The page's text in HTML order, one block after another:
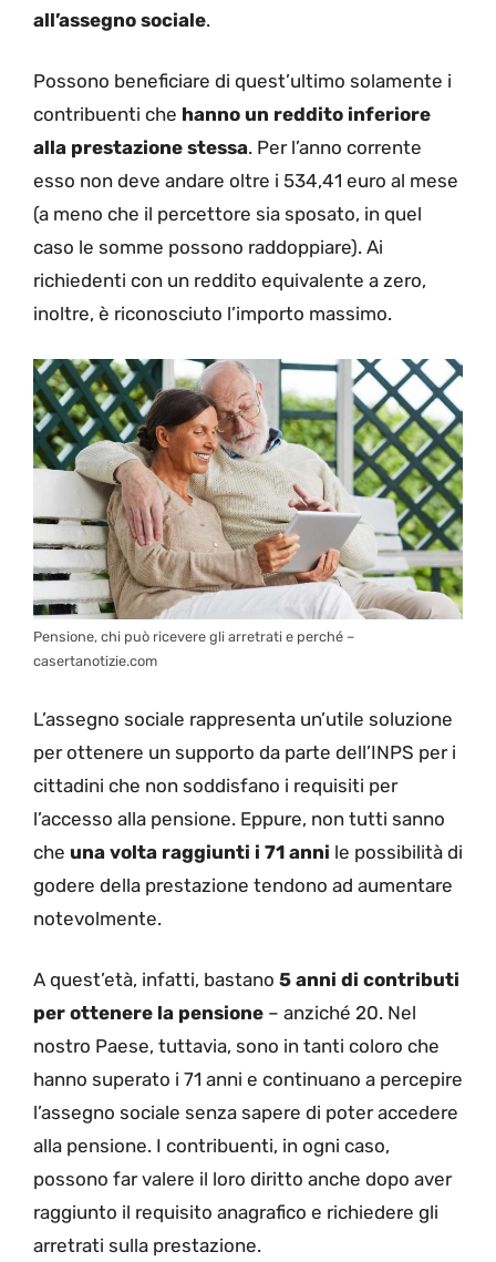
all’assegno sociale.
Possono beneficiare di quest’ultimo solamente i
contribuenti che hanno un reddito inferiore
alla prestazione stessa. Per l’anno corrente
esso non deve andare oltre i 534,41 euro al mese
(a meno che il percettore sia sposato, in quel
caso le somme possono raddoppiare). Ai
richiedenti con un reddito equivalente a zero,
inoltre, è riconosciuto l’importo massimo.
Pensione, chi può ricevere gli arretrati e perché –
casertanotizie.com
L’assegno sociale rappresenta un’utile soluzione
per ottenere un supporto da parte dell’INPS per i
cittadini che non soddisfano i requisiti per
l’accesso alla pensione. Eppure, non tutti sanno
che una volta raggiunti i 71 anni le possibilità di
godere della prestazione tendono ad aumentare
notevolmente.
A quest’età, infatti, bastano 5 anni di contributi
per ottenere la pensione – anziché 20. Nel
nostro Paese, tuttavia, sono in tanti coloro che
hanno superato i 71 anni e continuano a percepire
l’assegno sociale senza sapere di poter accedere
alla pensione. I contribuenti, in ogni caso,
possono far valere il loro diritto anche dopo aver
raggiunto il requisito anagrafico e richiedere gli
arretrati sulla prestazione.